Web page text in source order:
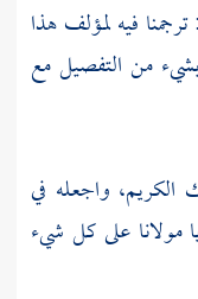
فيه لمؤلف هذا
بشيء من التفصيل مع
الكريم، واجعله في
مولانا على كل شيء